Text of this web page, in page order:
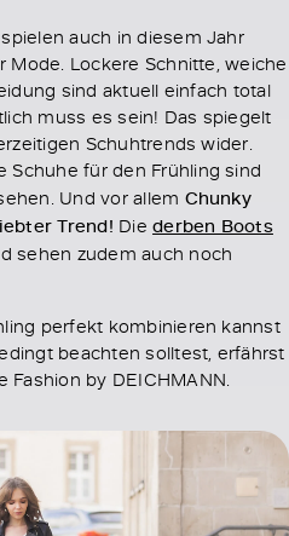
auch in diesem Jahr
Mode. Lockere Schnitte, weiche
sind aktuell einfach total
muss es sein! Das spiegelt
Schuhtrends wider.
Schuhe für den Frühling sind
Und vor allem Chunky
Trend! Diederben Boots
sehen zudem auch noch
perfekt kombinieren kannst
beachten solltest, erfährst
by DEICHMANN.